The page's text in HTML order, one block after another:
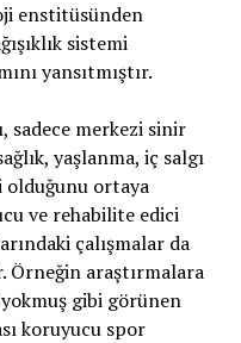
enstitüsünden
sistemi
yansıtmıştır.
sadece merkezi sinir
yaşlanma, iç salgı
olduğunu ortaya
ve rehabilite edici
çalışmalar da
Örneğin araştırmalara
gibi görünen
koruyucu spor